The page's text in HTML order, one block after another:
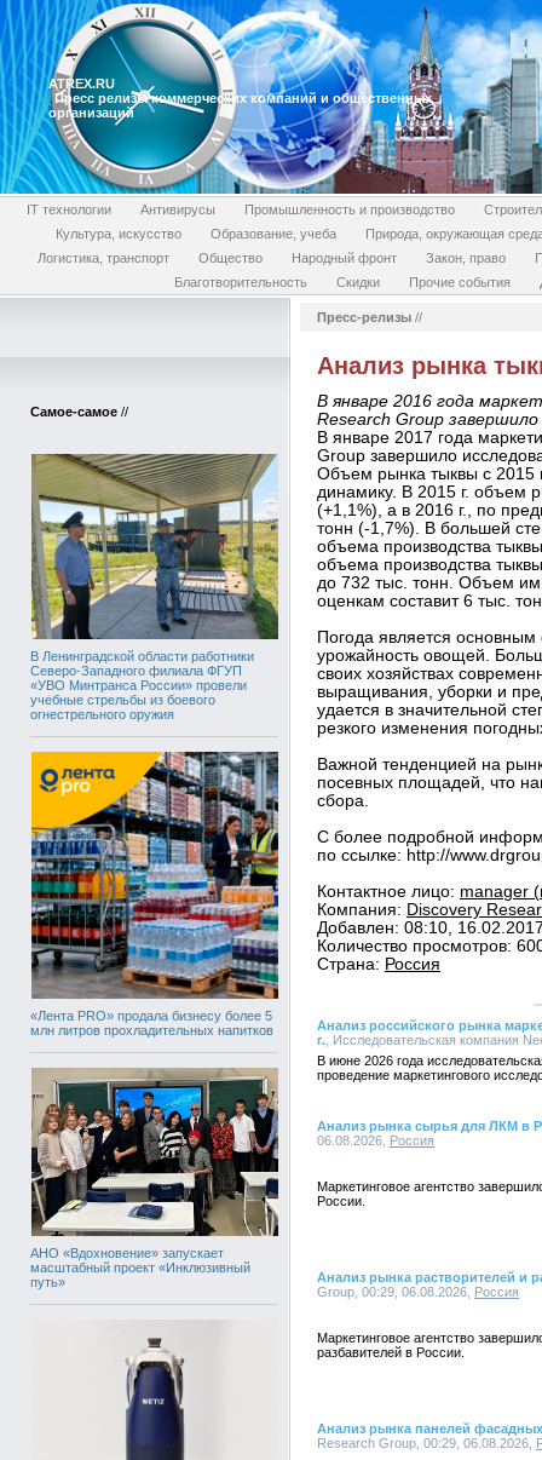
ATREX.RU
Пресс релизы коммерческих компаний и общественных
организаций
IT технологии Антивирусы Промышленность и производство
Культура, искусство
Образование, учеба
Природа, окружающая
Логистика, транспорт
Общество Народный фронт Закон, право
Благотворительность
Скидки Прочие события
Самое-самое //
В Ленинградской области работники
Северо-Западного филиала ФГУП
«УВО Минтранса России» провели
учебные стрельбы из боевого
огнестрельного оружия
«Лента PRO» продала бизнесу более 5
млн литров прохладительных напитков
АНО «Вдохновение» запускает
масштабный проект «Инклюзивный
путь»
Пресс-релизы //
Анализ рынка
В январе 2016 года
Research Group
В январе 2017 года
Group завершило
Объем рынка тыквы с 2015
динамику. В 2015 г. объем
(+1,1%), а в 2016 г., по
тонн (-1,7%). В большей
объема производства
объема производства
до 732 тыс. тонн. Объем
оценкам составит 6 тыс.
Погода является
урожайность овощей.
своих хозяйствах
выращивания, уборки и
удается в значительной
резкого изменения
Важной тенденцией на
посевных площадей, что
сбора.
С более подробной
по ссылке: http://
Контактное лицо: manager
Компания: Discovery
Добавлен: 08:10,
Количество просмотров:
Страна: Россия
Анализ российского рынка
г. , Исследовательская компания
В июне 2026 года
проведение маркетингового
Анализ рынка сырья для ЛКМ в
06.08.2026, Россия
Маркетинговое агентство
России.
Анализ рынка растворителей и
Group, 00:29, 06.08.2026, Россия
Маркетинговое агентство
разбавителей в России.
Анализ рынка панелей
Research Group, 00:29, 06.08.2026,